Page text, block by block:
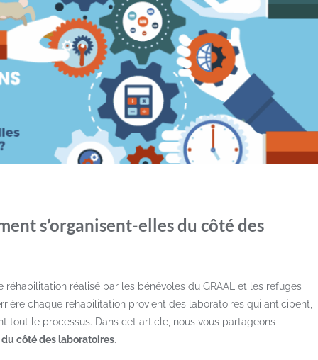
s’organisent-elles du côté des
réhabilitation réalisé par les bénévoles du GRAAL et les refuges
chaque réhabilitation provient des laboratoires qui anticipent,
tout le processus. Dans cet article, nous vous partageons
côté des laboratoires.